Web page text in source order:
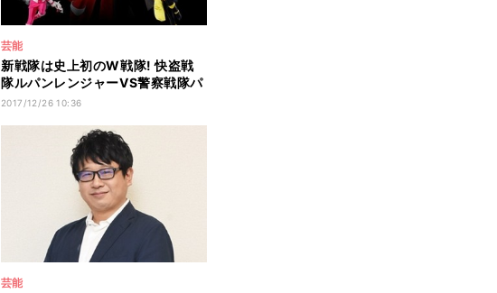
芸能
新戦隊は史上初のW戦隊! 快盗戦
隊ルパンレンジャーVS警察戦隊パ
トレンジャー
2017/12/26 10:36
芸能